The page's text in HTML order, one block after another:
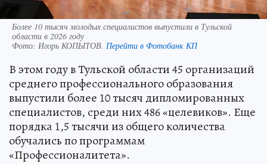
Более 10 тысяч молодых специалистов выпустили в Тульской
области в 2026 году
Фото: Игорь КОПЫТОВ. Перейти в Фотобанк КП
В этом году в Тульской области 45 организаций
среднего профессионального образования
выпустили более 10 тысяч дипломированных
специалистов, среди них 486 «целевиков». Еще
порядка 1,5 тысячи из общего количества
обучались по программам
«Профессионалитета».